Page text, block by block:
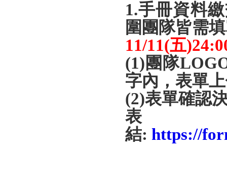
1.手冊資料
圍團隊皆需
11/11(五
(1)團隊
字內， 表單
(2)表單確認
結: https://